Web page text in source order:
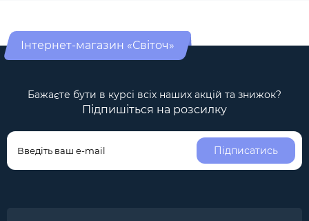
Інтернет-магазин «Світоч»
Бажаєте бути в курсі всіх наших акцій та знижок?
Підпишіться на розсилку
Підписатись